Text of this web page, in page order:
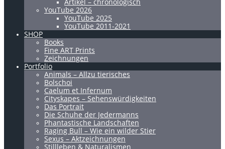
YouTube 2026
YouTube 2025
YouTube 2011-2021
SHOP
Books
Fine ART Prints
Zeichnungen
Portfolio
Animals – Allzu tierisches
Bolschoi
Caelum et Infernum
Cityskapes – Sehenswürdigkeiten
Das Portrait
Die Schuhe der Jedermanns
Phantastische Landschaften
Raging Bull – Wie ein wilder Stier
Sexus – Aktzeichnungen
Stillleben & Naturalismen